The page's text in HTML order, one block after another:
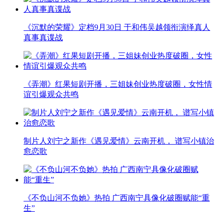
《沉默的荣耀》定档9月30日 于和伟吴越领衔演绎真人
真事真谍战
《弄潮》红果短剧开播，三姐妹创业热度破圈，女性情
谊引爆观众共鸣
制片人刘宁之新作《遇见爱情》云南开机， 谱写小镇治
愈恋歌
《不负山河不负她》热拍 广西南宁具像化破圈赋能“重
生”